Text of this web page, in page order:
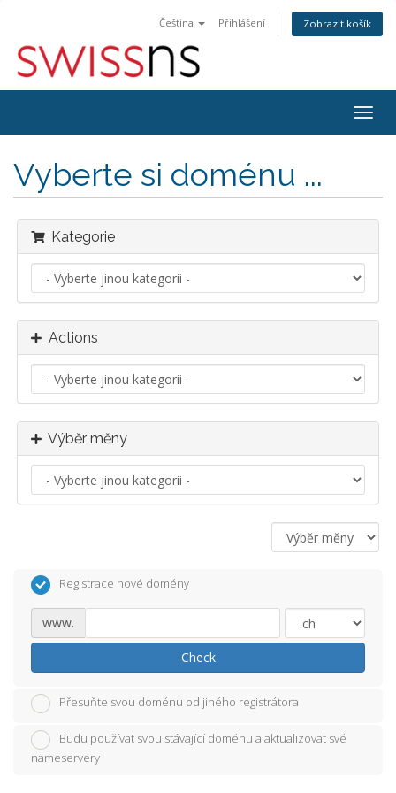
Čeština Přihlášení Zobrazit košík
Vyberte si doménu ...
Kategorie
Actions
Výběr měny
Registrace nové domény
www.
Check
Přesuňte svou doménu od jiného registrátora
Budu používat svou stávající doménu a aktualizovat své
nameservery